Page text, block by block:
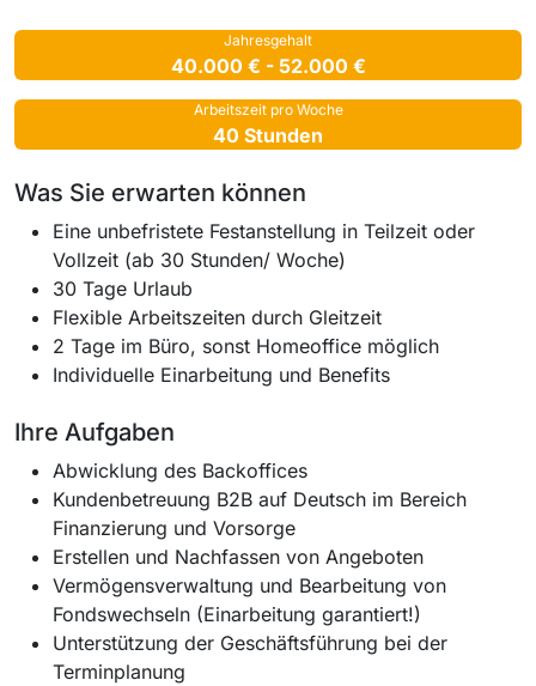
Jahresgehalt
40.000 € - 52.000 €
Arbeitszeit pro Woche
40 Stunden
Was Sie erwarten können
Eine unbefristete Festanstellung in Teilzeit oder
Vollzeit (ab 30 Stunden/ Woche)
30 Tage Urlaub
Flexible Arbeitszeiten durch Gleitzeit
2 Tage im Büro, sonst Homeoffice möglich
Individuelle Einarbeitung und Benefits
Ihre Aufgaben
Abwicklung des Backoffices
Kundenbetreuung B2B auf Deutsch im Bereich
Finanzierung und Vorsorge
Erstellen und Nachfassen von Angeboten
Vermögensverwaltung und Bearbeitung von
Fondswechseln (Einarbeitung garantiert!)
Unterstützung der Geschäftsführung bei der
Terminplanung